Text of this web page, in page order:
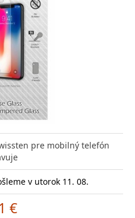
pre mobilný telefón
v utorok 11. 08.
€